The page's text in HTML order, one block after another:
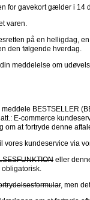
for gavekort gælder i 14
varen.
på en helligdag,
den følgende hverdag.
meddelelse om
BESTSELLER
om at fortryde denne
kundeservice via
eller
obligatorisk.
, men